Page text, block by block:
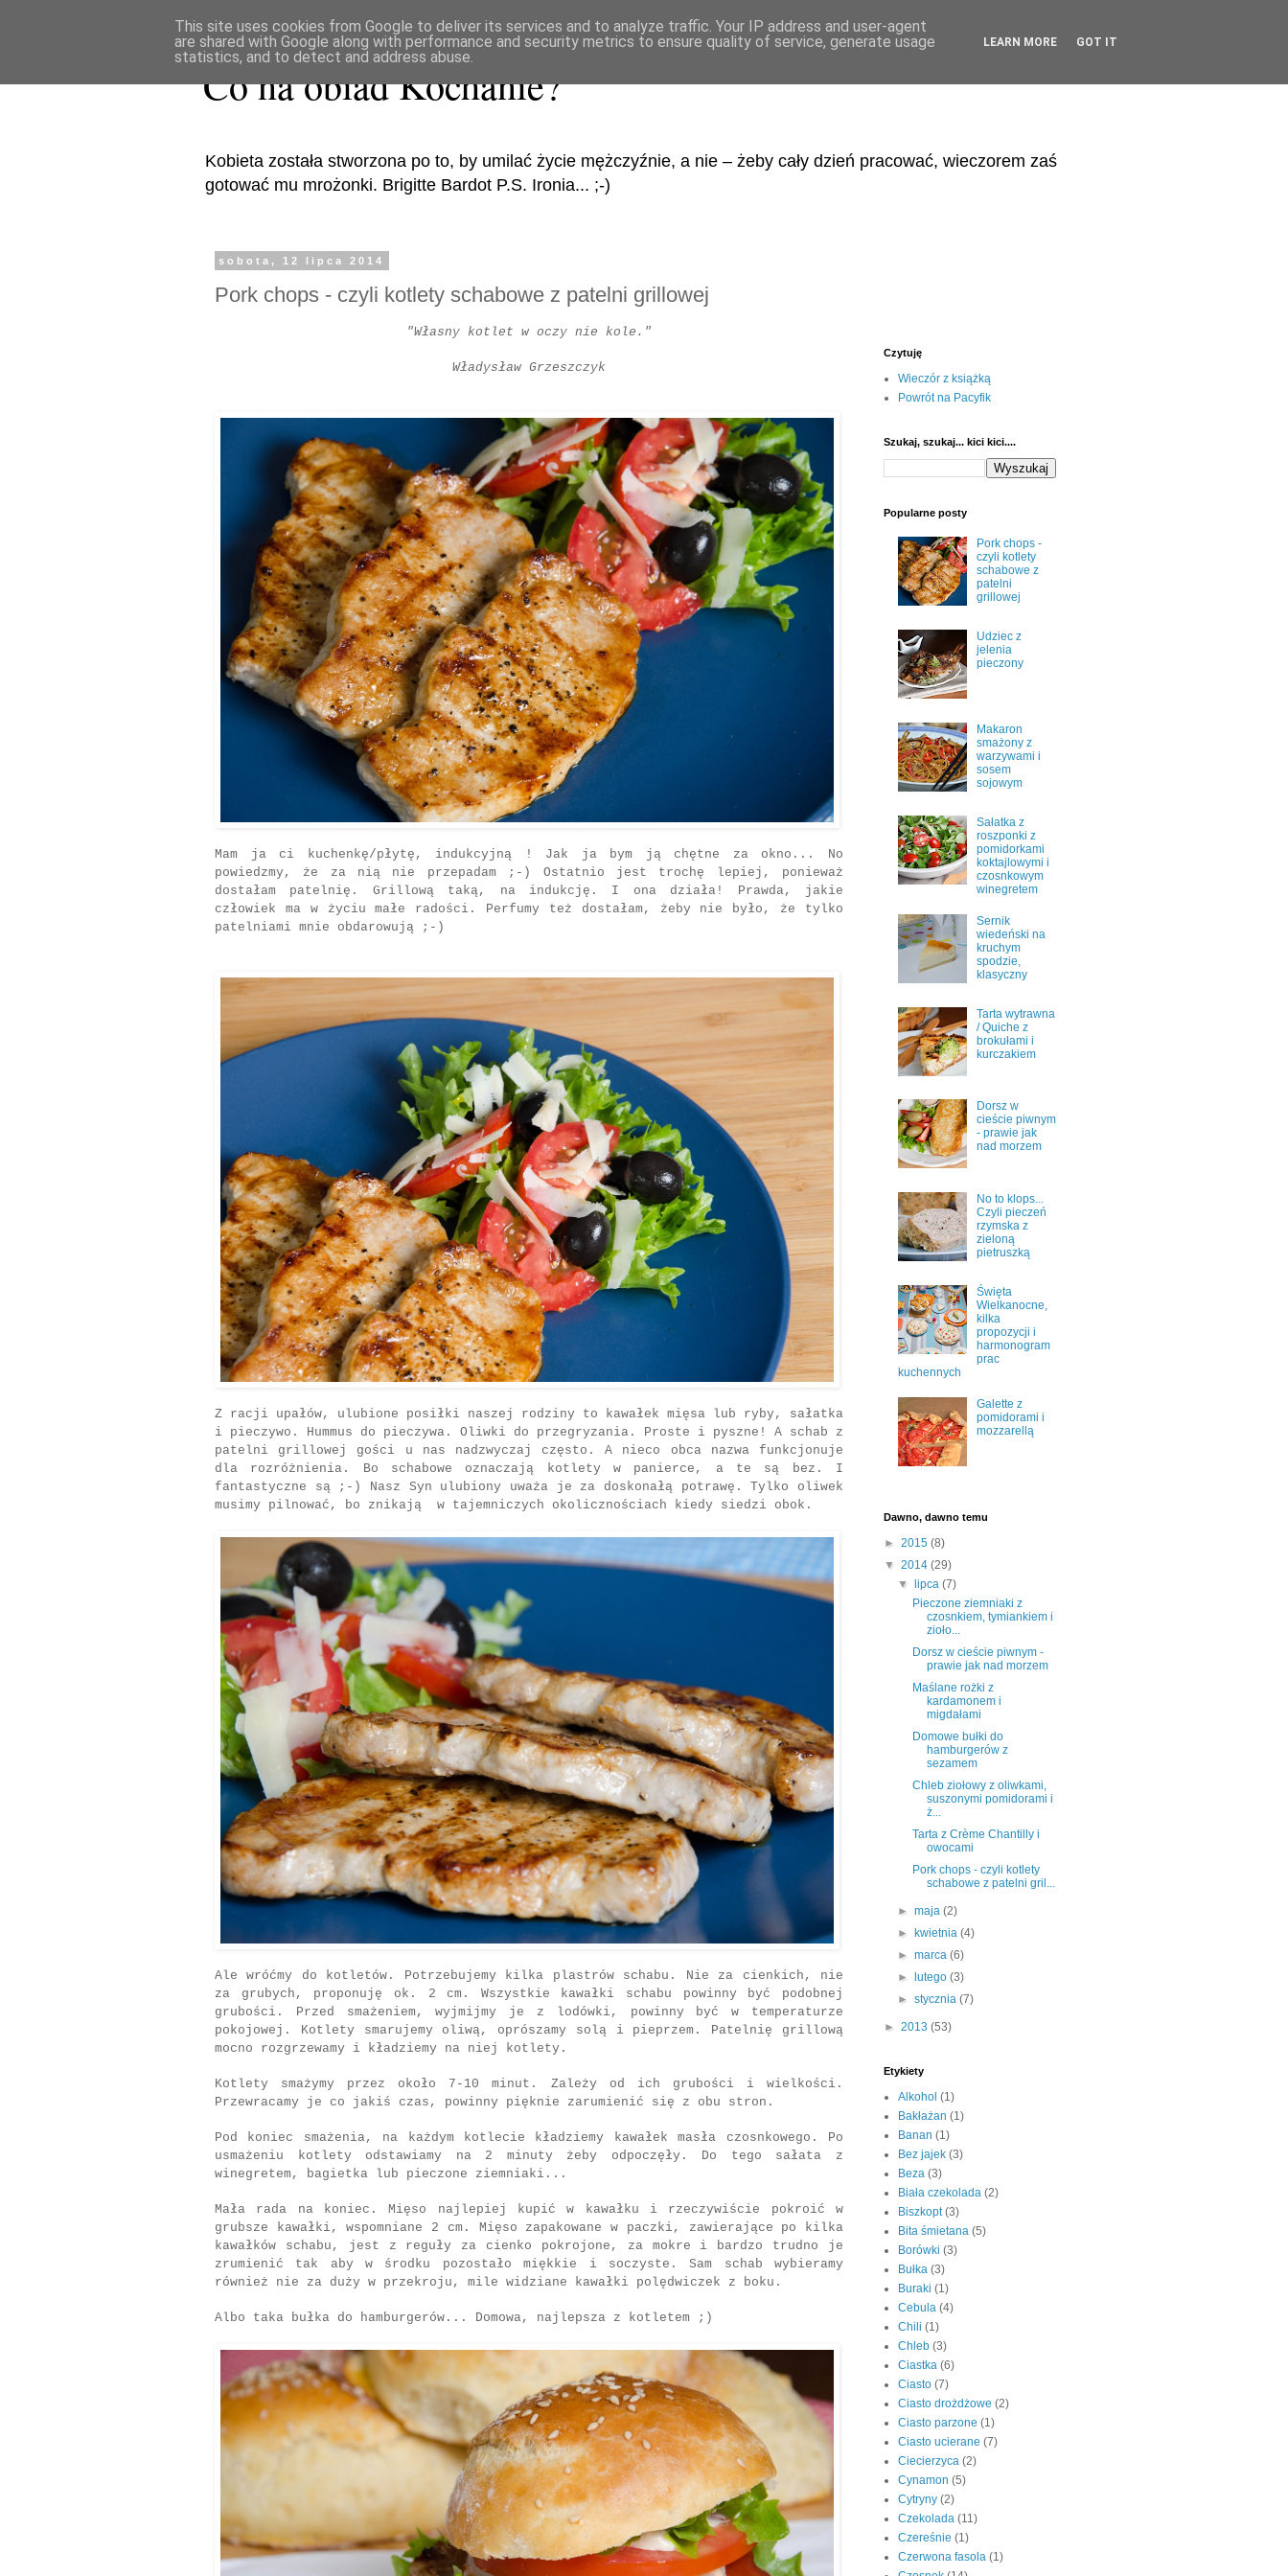
Co na obiad Kochanie?
Kobieta została stworzona po to, by umilać życie mężczyźnie, a nie – żeby cały dzień pracować, wieczorem zaś
gotować mu mrożonki. Brigitte Bardot P.S. Ironia... ;-)
sobota, 12 lipca 2014
Pork chops - czyli kotlety schabowe z patelni grillowej
"Własny kotlet w oczy nie kole."
Władysław Grzeszczyk
Mam ja ci kuchenkę/płytę, indukcyjną ! Jak ja bym ją chętne za okno... No
powiedzmy, że za nią nie przepadam ;-) Ostatnio jest trochę lepiej, ponieważ
dostałam patelnię. Grillową taką, na indukcję. I ona działa! Prawda, jakie
człowiek ma w życiu małe radości. Perfumy też dostałam, żeby nie było, że tylko
patelniami mnie obdarowują ;-)
Z racji upałów, ulubione posiłki naszej rodziny to kawałek mięsa lub ryby, sałatka
i pieczywo. Hummus do pieczywa. Oliwki do przegryzania. Proste i pyszne! A schab z
patelni grillowej gości u nas nadzwyczaj często. A nieco obca nazwa funkcjonuje
dla rozróżnienia. Bo schabowe oznaczają kotlety w panierce, a te są bez. I
fantastyczne są ;-) Nasz Syn ulubiony uważa je za doskonałą potrawę. Tylko oliwek
musimy pilnować, bo znikają w tajemniczych okolicznościach kiedy siedzi obok.
Ale wróćmy do kotletów. Potrzebujemy kilka plastrów schabu. Nie za cienkich, nie
za grubych, proponuję ok. 2 cm. Wszystkie kawałki schabu powinny być podobnej
grubości. Przed smażeniem, wyjmijmy je z lodówki, powinny być w temperaturze
pokojowej. Kotlety smarujemy oliwą, oprószamy solą i pieprzem. Patelnię grillową
mocno rozgrzewamy i kładziemy na niej kotlety.
Kotlety smażymy przez około 7-10 minut. Zależy od ich grubości i wielkości.
Przewracamy je co jakiś czas, powinny pięknie zarumienić się z obu stron.
Pod koniec smażenia, na każdym kotlecie kładziemy kawałek masła czosnkowego. Po
usmażeniu kotlety odstawiamy na 2 minuty żeby odpoczęły. Do tego sałata z
winegretem, bagietka lub pieczone ziemniaki...
Mała rada na koniec. Mięso najlepiej kupić w kawałku i rzeczywiście pokroić w
grubsze kawałki, wspomniane 2 cm. Mięso zapakowane w paczki, zawierające po kilka
kawałków schabu, jest z reguły za cienko pokrojone, za mokre i bardzo trudno je
zrumienić tak aby w środku pozostało miękkie i soczyste. Sam schab wybieramy
również nie za duży w przekroju, mile widziane kawałki polędwiczek z boku.
Albo taka bułka do hamburgerów... Domowa, najlepsza z kotletem ;)
Czytuję
Wieczór z książką
Powrót na Pacyfik
Szukaj, szukaj... kici kici....
Popularne posty
Pork chops -
czyli kotlety
schabowe z
patelni
grillowej
Udziec z
jelenia
pieczony
Makaron
smażony z
warzywami i
sosem
sojowym
Sałatka z
roszponki z
pomidorkami
koktajlowymi i
czosnkowym
winegretem
Sernik
wiedeński na
kruchym
spodzie,
klasyczny
Tarta wytrawna
/ Quiche z
brokułami i
kurczakiem
Dorsz w
cieście piwnym
- prawie jak
nad morzem
No to klops...
Czyli pieczeń
rzymska z
zieloną
pietruszką
Święta
Wielkanocne,
kilka
propozycji i
harmonogram
prac
kuchennych
Galette z
pomidorami i
mozzarellą
Dawno, dawno temu
► 2015 (8)
▼ 2014 (29)
▼lipca(7)
Pieczone ziemniaki z
czosnkiem, tymiankiem i
zioło...
Dorsz w cieście piwnym -
prawie jak nad morzem
Maślane rożki z
kardamonem i
migdałami
Domowe bułki do
hamburgerów z
sezamem
Chleb ziołowy z oliwkami,
suszonymi pomidorami i
ż...
Tarta z Crème Chantilly i
owocami
Pork chops - czyli kotlety
schabowe z patelni gril...
►maja(2)
►kwietnia(4)
►marca(6)
►lutego(3)
►stycznia(7)
► 2013 (53)
Etykiety
Alkohol (1)
Bakłażan (1)
Banan (1)
Bez jajek (3)
Beza (3)
Biała czekolada (2)
Biszkopt (3)
Bita śmietana (5)
Borówki (3)
Bułka (3)
Buraki (1)
Cebula (4)
Chili (1)
Chleb (3)
Ciastka (6)
Ciasto (7)
Ciasto drożdżowe (2)
Ciasto parzone (1)
Ciasto ucierane (7)
Ciecierzyca (2)
Cynamon (5)
Cytryny (2)
Czekolada (11)
Czereśnie (1)
Czerwona fasola (1)
This site uses cookies from Google to deliver its services and to analyze traffic. Your IP address and user-agent
are shared with Google along with performance and security metrics to ensure quality of service, generate usage
statistics, and to detect and address abuse.
LEARN MORE GOT IT